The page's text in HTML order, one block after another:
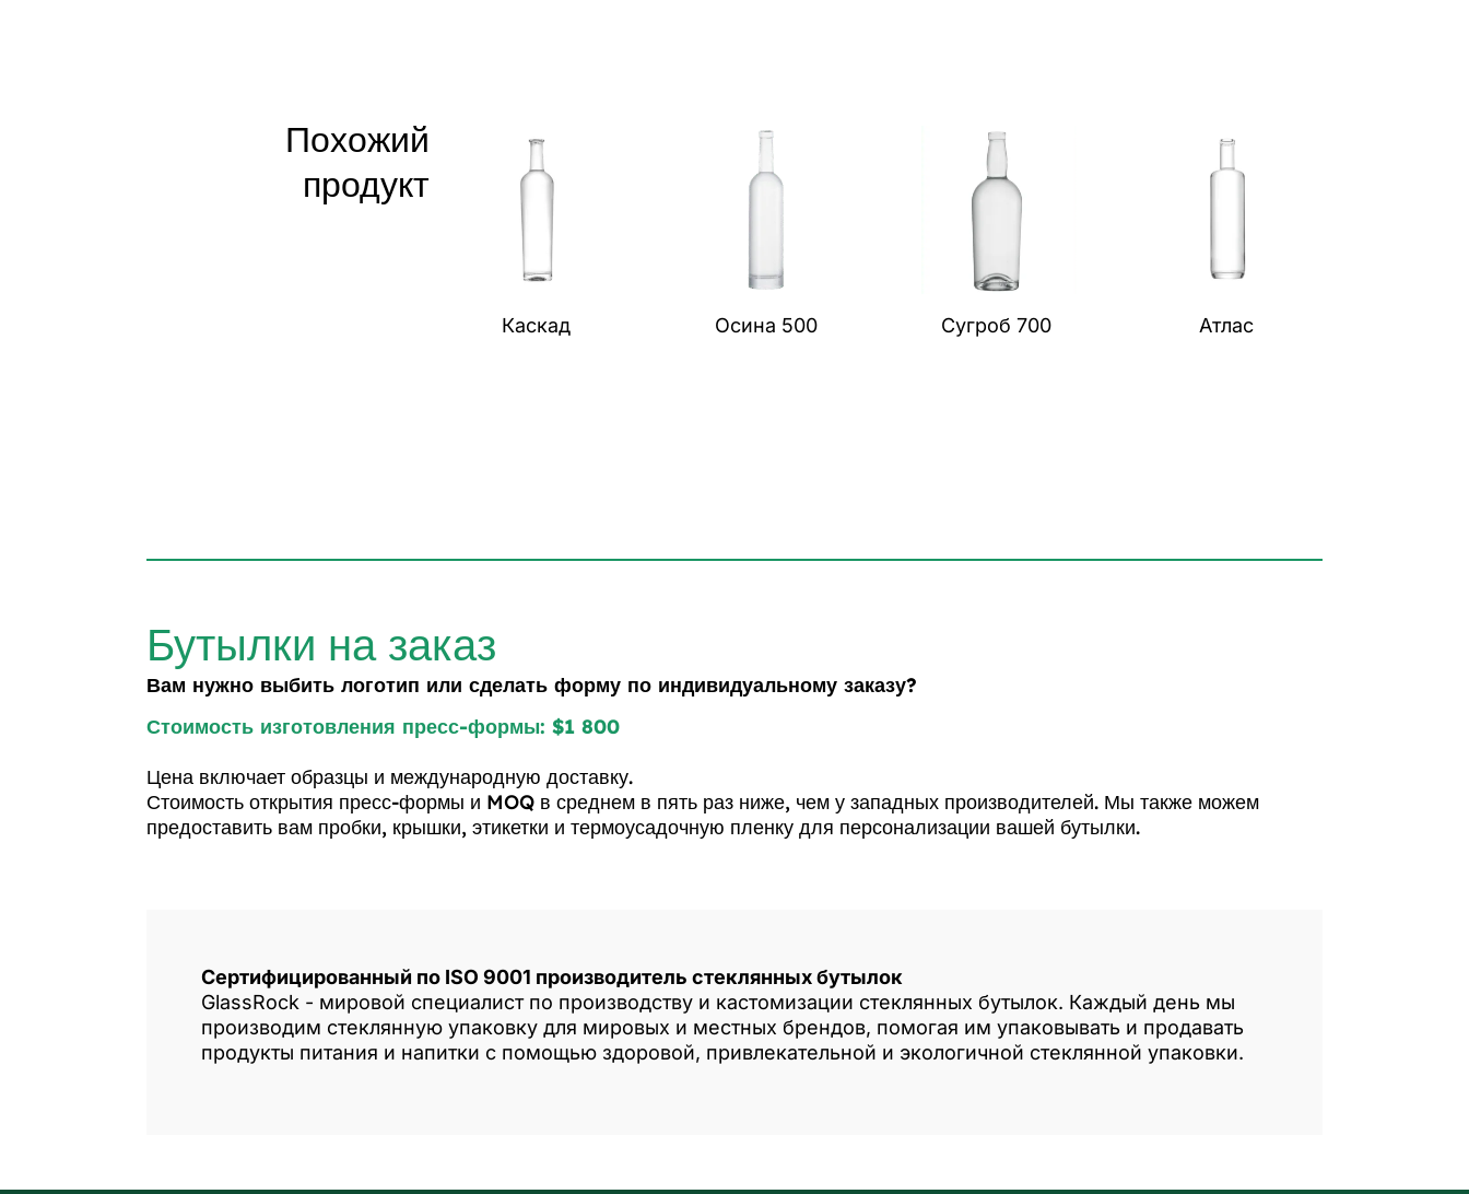
Похожий
продукт
Каскад Осина 500 Сугроб 700 Атлас
Бутылки на заказ
Вам нужно выбить логотип или сделать форму по индивидуальному заказу?
Стоимость изготовления пресс-формы: $1 800
Цена включает образцы и международную доставку.
Стоимость открытия пресс-формы и MOQ в среднем в пять раз ниже, чем у западных производителей. Мы также можем
предоставить вам пробки, крышки, этикетки и термоусадочную пленку для персонализации вашей бутылки.
Сертифицированный по ISO 9001 производитель стеклянных бутылок
GlassRock - мировой специалист по производству и кастомизации стеклянных бутылок. Каждый день мы
производим стеклянную упаковку для мировых и местных брендов, помогая им упаковывать и продавать
продукты питания и напитки с помощью здоровой, привлекательной и экологичной стеклянной упаковки.